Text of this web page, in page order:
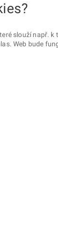
slouží např.
Web bude